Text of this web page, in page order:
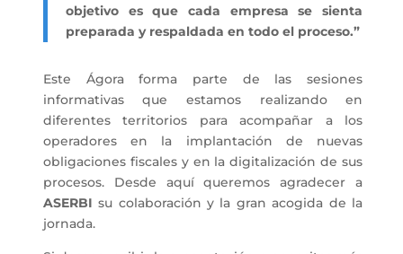
objetivo es que cada empresa se sienta
preparada y respaldada en todo el proceso.”
Este Ágora forma parte de las sesiones
informativas que estamos realizando en
diferentes territorios para acompañar a los
operadores en la implantación de nuevas
obligaciones fiscales y en la digitalización de sus
procesos. Desde aquí queremos agradecer a
ASERBI su colaboración y la gran acogida de la
jornada.